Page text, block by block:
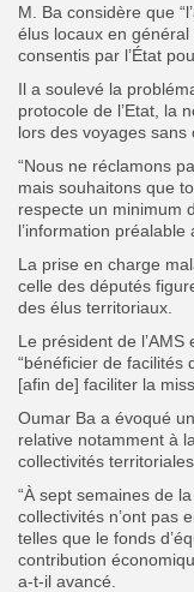
M. Ba considère que
élus locaux en
consentis par l’État
Il a soulevé la
protocole de l’Etat, la
lors des voyages sans
“Nous ne réclamons
mais souhaitons que
respecte un minimum
l’information préalable
La prise en charge
celle des députés
des élus territoriaux.
Le président de
“bénéficier de facilités
[afin de] faciliter la
Oumar Ba a évoqué
relative notamment à
collectivités territoriales.
“À sept semaines de
collectivités n’ont pas
telles que le fonds
contribution
a-t-il avancé.